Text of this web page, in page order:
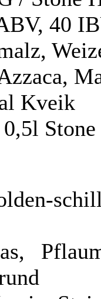
40
Kveik